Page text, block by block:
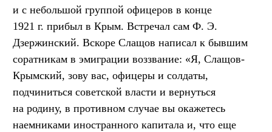
и с небольшой группой офицеров в конце
1921 г. прибыл в Крым. Встречал сам Ф. Э.
Дзержинский. Вскоре Слащов написал к бывшим
соратникам в эмиграции воззвание: «Я, Слащов-
Крымский, зову вас, офицеры и солдаты,
подчиниться советской власти и вернуться
на родину, в противном случае вы окажетесь
наемниками иностранного капитала и, что еще